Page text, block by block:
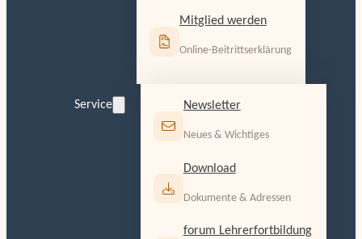
Mitglied werden
Online-Beitrittserklärung
Service Newsletter
Neues & Wichtiges
Download
Dokumente & Adressen
forum Lehrerfortbildung